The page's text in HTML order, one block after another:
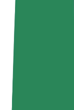
Légy Bolt
Bolt termékek